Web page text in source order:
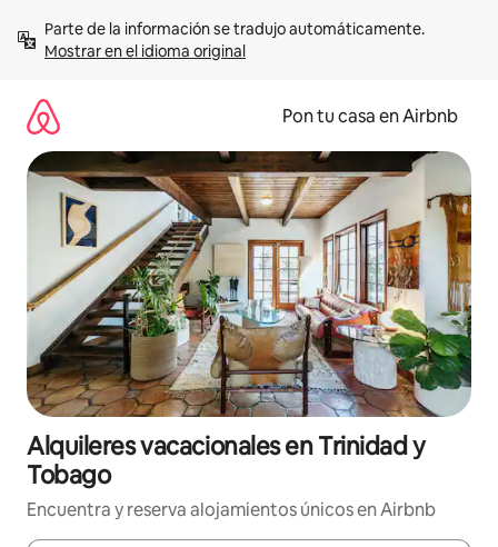
contenidoMostrar en el idioma original
Pon tu casa en Airbnb
Alquileres vacacionales en Trinidad y
Tobago
Encuentra y reserva alojamientos únicos en Airbnb